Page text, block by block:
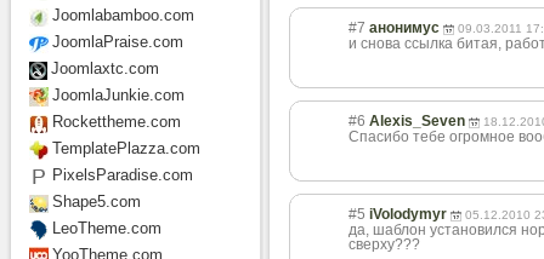
#7 анонимус 09.03.2011
и снова ссылка битая,
#6 Alexis_Seven
Спасибо тебе огромное
#5 iVolodymyr 05.12.2010
да, шаблон установился
сверху???
Joomlabamboo.com
JoomlaPraise.com
Joomlaxtc.com
JoomlaJunkie.com
Rockettheme.com
TemplatePlazza.com
PixelsParadise.com
Shape5.com
LeoTheme.com
YooTheme.com